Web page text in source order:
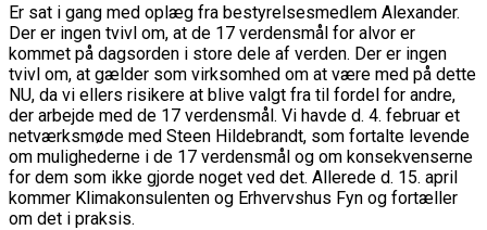
Er sat i gang med oplæg fra bestyrelsesmedlem Alexander.
Der er ingen tvivl om, at de 17 verdensmål for alvor er
kommet på dagsorden i store dele af verden. Der er ingen
tvivl om, at gælder som virksomhed om at være med på dette
NU, da vi ellers risikere at blive valgt fra til fordel for andre,
der arbejde med de 17 verdensmål. Vi havde d. 4. februar et
netværksmøde med Steen Hildebrandt, som fortalte levende
om mulighederne i de 17 verdensmål og om konsekvenserne
for dem som ikke gjorde noget ved det. Allerede d. 15. april
kommer Klimakonsulenten og Erhvervshus Fyn og fortæller
om det i praksis.